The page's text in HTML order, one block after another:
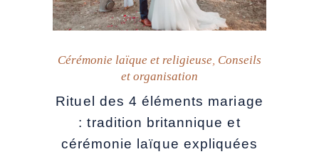
Cérémonie laïque et religieuse, Conseils
et organisation
Rituel des 4 éléments mariage
: tradition britannique et
cérémonie laïque expliquées